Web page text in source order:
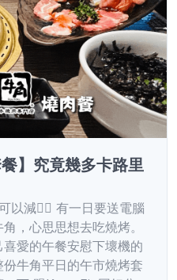
】究竟幾多卡路里
以減✌🏻 有一日要送電腦
，心思思想去吃燒烤。
愛的午餐安慰下壞機的
牛角平日的午市燒烤套